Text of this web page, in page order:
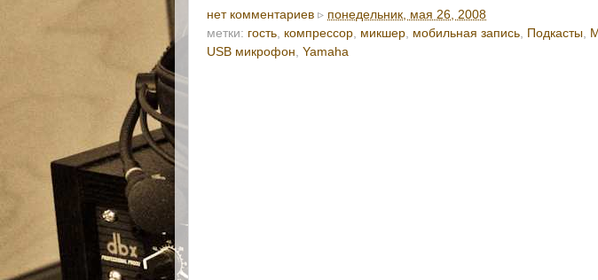
нет комментариев ▹ понедельник, мая 26, 2008
метки: гость компрессор микшер мобильная запись Подкасты
USB микрофон Yamaha